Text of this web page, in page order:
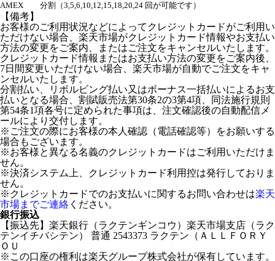
AMEX
分割（3,5,6,10,12,15,18,20,24 回が可能です）
【備考】
お客様のご利用状況などによってクレジットカードがご利用い
ただけない場合、楽天市場がクレジットカード情報やお支払い
方法の変更をご案内、またはご注文をキャンセルいたします。
クレジットカード情報またはお支払い方法の変更をご案内後、
7日間変更いただけない場合、楽天市場が自動でご注文をキャ
ンセルいたします。
分割払い、リボルビング払い又はボーナス一括払いによるお支
払いとなる場合、割賦販売法第30条2の3第4項、同法施行規則
第54条1項各号に定められた事項は、注文確認後の自動配信メ
ールにより交付します。
※ご注文の際にお客様の本人確認（電話確認等）をお願いする
場合もございます。
※お客様と異なる名義のクレジットカードはご利用いただけま
せん。
※決済システム上、クレジットカード利用控は発行しておりま
せん。
※クレジットカードでのお支払いに関するお問い合わせは楽天
市場までご連絡 ください。
銀行振込
【振込先】楽天銀行（ラクテンギンコウ）楽天市場支店（ラク
テンイチバシテン） 普通 2543373 ラクテン（ＡＬＬＦＯＲＹ
ＯＵ
※この口座の権利は楽天グループ株式会社が保有しています。